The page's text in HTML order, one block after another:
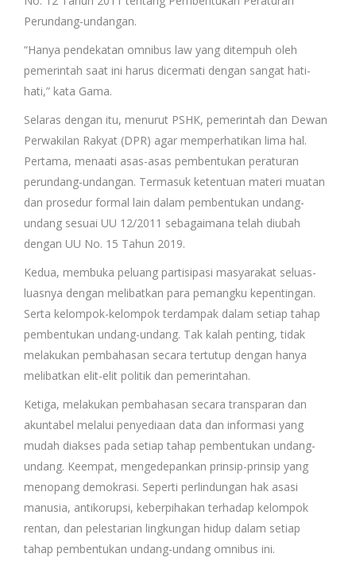
Perundang-undangan.
“Hanya pendekatan omnibus law yang ditempuh oleh
pemerintah saat ini harus dicermati dengan sangat hati-
hati,” kata Gama.
Selaras dengan itu, menurut PSHK, pemerintah dan Dewan
Perwakilan Rakyat (DPR) agar memperhatikan lima hal.
Pertama, menaati asas-asas pembentukan peraturan
perundang-undangan. Termasuk ketentuan materi muatan
dan prosedur formal lain dalam pembentukan undang-
undang sesuai UU 12/2011 sebagaimana telah diubah
dengan UU No. 15 Tahun 2019.
Kedua, membuka peluang partisipasi masyarakat seluas-
luasnya dengan melibatkan para pemangku kepentingan.
Serta kelompok-kelompok terdampak dalam setiap tahap
pembentukan undang-undang. Tak kalah penting, tidak
melakukan pembahasan secara tertutup dengan hanya
melibatkan elit-elit politik dan pemerintahan.
Ketiga, melakukan pembahasan secara transparan dan
akuntabel melalui penyediaan data dan informasi yang
mudah diakses pada setiap tahap pembentukan undang-
undang. Keempat, mengedepankan prinsip-prinsip yang
menopang demokrasi. Seperti perlindungan hak asasi
manusia, antikorupsi, keberpihakan terhadap kelompok
rentan, dan pelestarian lingkungan hidup dalam setiap
tahap pembentukan undang-undang omnibus ini.